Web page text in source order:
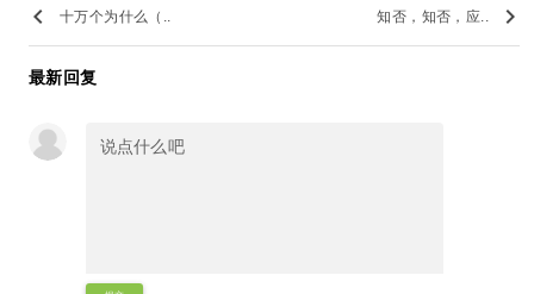
keyboard_arrow_left 十万个为什么（.. 知否，知否，应.. keyboard_arrow_right
最新回复